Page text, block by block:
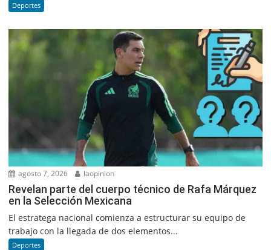
Deportes
agosto 7, 2026 laopinion
Revelan parte del cuerpo técnico de Rafa Márquez
en la Selección Mexicana
El estratega nacional comienza a estructurar su equipo de
trabajo con la llegada de dos elementos...
Deportes